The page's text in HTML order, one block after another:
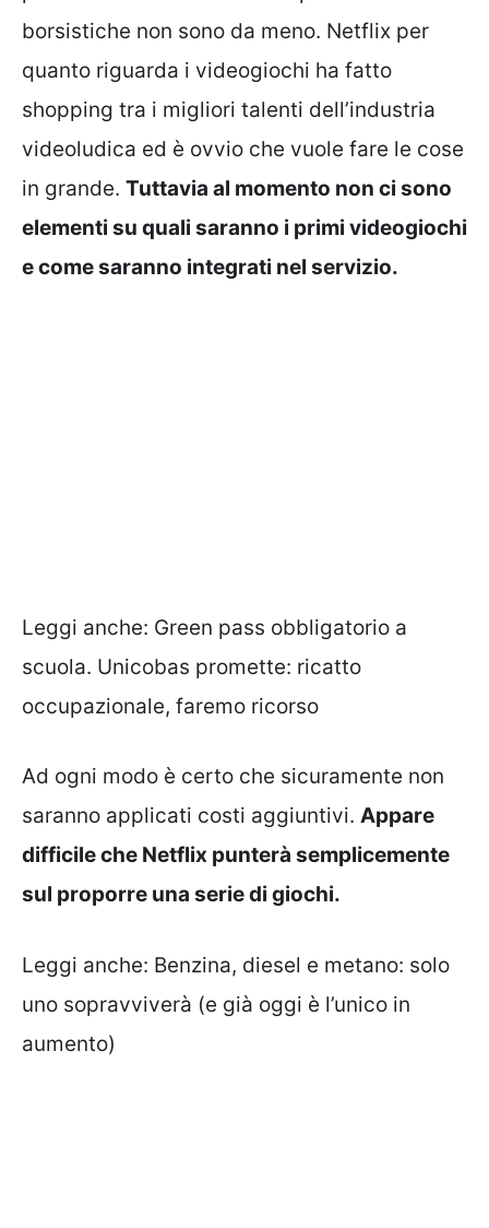
borsistiche non sono da meno. Netflix per
quanto riguarda i videogiochi ha fatto
shopping tra i migliori talenti dell’industria
videoludica ed è ovvio che vuole fare le cose
in grande. Tuttavia al momento non ci sono
elementi su quali saranno i primi videogiochi
e come saranno integrati nel servizio.
Leggi anche: Green pass obbligatorio a
scuola. Unicobas promette: ricatto
occupazionale, faremo ricorso
Ad ogni modo è certo che sicuramente non
saranno applicati costi aggiuntivi. Appare
difficile che Netflix punterà semplicemente
sul proporre una serie di giochi.
Leggi anche: Benzina, diesel e metano: solo
uno sopravviverà (e già oggi è l’unico in
aumento)